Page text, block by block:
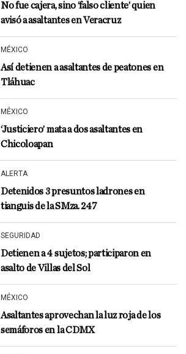
No fue cajera, sino ‘falso cliente’ quien
avisó a asaltantes en Veracruz
MÉXICO
Así detienen a asaltantes de peatones en
Tláhuac
MÉXICO
‘Justiciero’ mata a dos asaltantes en
Chicoloapan
ALERTA
Detenidos 3 presuntos ladrones en
tianguis de la SMza. 247
SEGURIDAD
Detienen a 4 sujetos; participaron en
asalto de Villas del Sol
MÉXICO
Asaltantes aprovechan la luz roja de los
semáforos en la CDMX